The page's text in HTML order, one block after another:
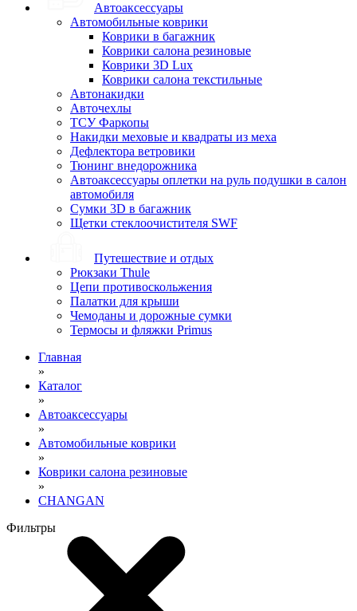
Автоаксессуары
Автомобильные коврики
Коврики в багажник
Коврики салона резиновые
Коврики 3D Lux
Коврики салона текстильные
Автонакидки
Авточехлы
ТСУ Фаркопы
Накидки меховые и квадраты из меха
Дефлектора ветровики
Тюнинг внедорожника
Автоаксессуары оплетки на руль подушки в салон
автомобиля
Сумки 3D в багажник
Щетки стеклоочистителя SWF
Путешествие и отдых
Рюкзаки Thule
Цепи противоскольжения
Палатки для крыши
Чемоданы и дорожные сумки
Термосы и фляжки Primus
Главная
»
Каталог
»
Автоаксессуары
»
Автомобильные коврики
»
Коврики салона резиновые
»
CHANGAN
Фильтры